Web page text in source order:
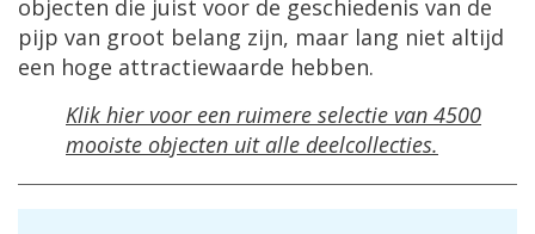
objecten die juist voor de geschiedenis van de
pijp van groot belang zijn, maar lang niet altijd
een hoge attractiewaarde hebben.
Klik hier voor een ruimere selectie van 4500
mooiste objecten uit alle deelcollecties.